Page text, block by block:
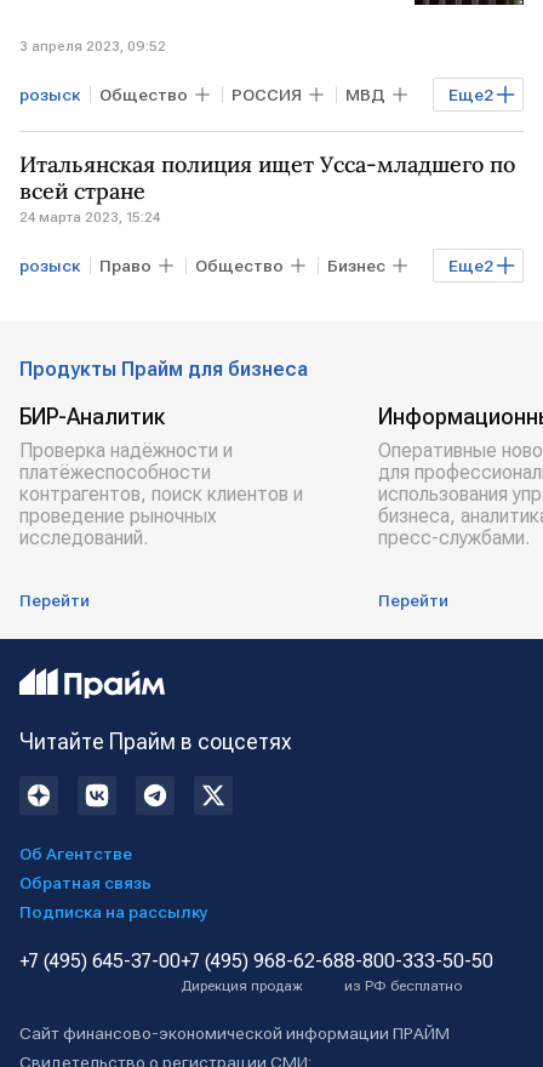
3 апреля 2023, 09:52
Еще2
розыск Общество РОССИЯ МВД
Дарья Трепова Владлен Татарский
Итальянская полиция ищет Усса-младшего по
всей стране
24 марта 2023, 15:24
Еще2
розыск Право Общество Бизнес
Продукты Прайм для бизнеса
БИР-Аналитик
Проверка надёжности и
платёжеспособности
контрагентов, поиск клиентов и
проведение рыночных
исследований.
Перейти
Оперативные
для
использования
бизнеса,
пресс-службами.
Перейти
Читайте Прайм в соцсетях
Об Агентстве
Обратная связь
Подписка на рассылку
+7 (495) 645-37-00+7 (495) 968-62-68
Дирекция продаж
8-800-333-50-50
из РФ бесплатно
Сайт финансово-экономической информации ПРАЙМ
Свидетельство о регистрации СМИ: